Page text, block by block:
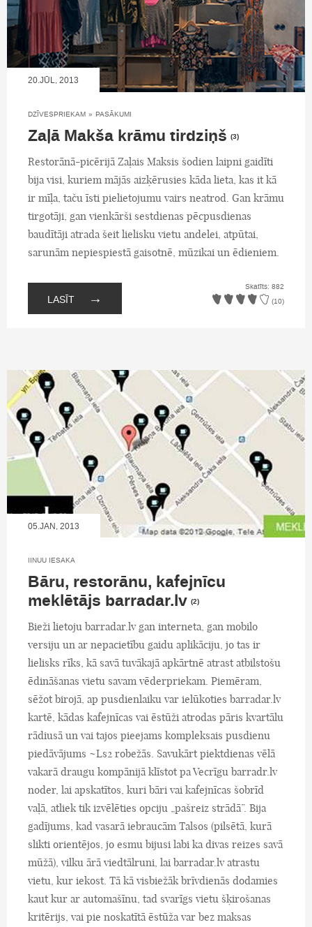
20.JŪL, 2013
DZĪVESPRIEKAM » PASĀKUMI
Zaļā Makša krāmu tirdziņš (3)
Restorānā-picērijā Zaļais Maksis šodien laipni gaidīti
bija visi, kuriem mājās aizķērusies kāda lieta, kas it kā
ir mīļa, taču īsti pielietojumu vairs neatrod. Gan krāmu
tirgotāji, gan vienkārši sestdienas pēcpusdienas
baudītāji atrada šeit lielisku vietu andelei, atpūtai,
sarunām nepiespiestā gaisotnē, mūzikai un ēdieniem.
LASĪT →
Skatīts: 882
(10)
05.JAN, 2013
IINUU IESAKA
Bāru, restorānu, kafejnīcu
meklētājs barradar.lv (2)
Bieži lietoju barradar.lv gan interneta, gan mobilo
versiju un ar nepacietību gaidu aplikāciju, jo tas ir
lielisks rīks, kā savā tuvākajā apkārtnē atrast atbilstošu
ēdināšanas vietu savam vēderpriekam. Piemēram,
sēžot birojā, ap pusdienlaiku var ielūkoties barradar.lv
kartē, kādas kafejnīcas vai ēstūži atrodas pāris kvartālu
rādiusā un vai tajos pieejams kompleksais pusdienu
piedāvājums ~Ls2 robežās. Savukārt piektdienas vēlā
vakarā draugu kompānijā klīstot pa Vecrīgu barradr.lv
noder, lai apskatītos, kuri bāri vai kafejnīcas šobrīd
vaļā, atliek tik izvēlēties opciju „pašreiz strādā”. Bija
gadījums, kad vasarā iebraucām Talsos (pilsētā, kurā
slikti orientējos, jo esmu bijusi labi ka divas reizes savā
mūžā), vilku ārā viedtālruni, lai barradar.lv atrastu
vietu, kur iekost. Tā kā visbiežāk brīvdienās dodamies
kaut kur ar automašīnu, tad svarīgs vietu šķirošanas
kritērijs, vai pie noskatītā ēstūža var bez maksas